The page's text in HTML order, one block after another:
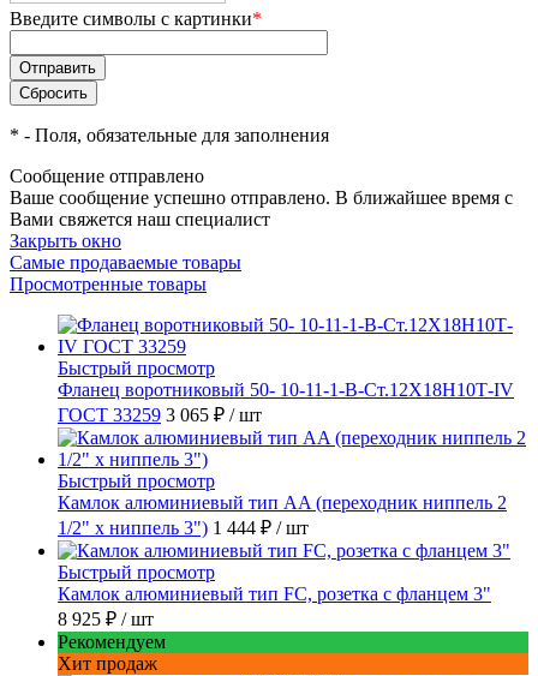
Введите символы с картинки*
* - Поля, обязательные для заполнения
Сообщение отправлено
Ваше сообщение успешно отправлено. В ближайшее время с
Вами свяжется наш специалист
Закрыть окно
Самые продаваемые товары
Просмотренные товары
Быстрый просмотр
Фланец воротниковый 50- 10-11-1-B-Ст.12Х18Н10Т-IV
ГОСТ 33259 3 065 ₽ / шт
Быстрый просмотр
Камлок алюминиевый тип AA (переходник ниппель 2
1/2" х ниппель 3") 1 444 ₽ / шт
Быстрый просмотр
Камлок алюминиевый тип FC, розетка с фланцем 3"
8 925 ₽ / шт
Рекомендуем
Хит продаж